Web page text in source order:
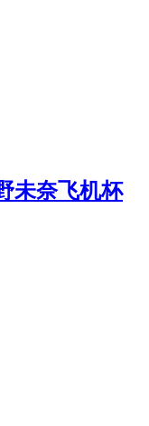
未奈飞机杯